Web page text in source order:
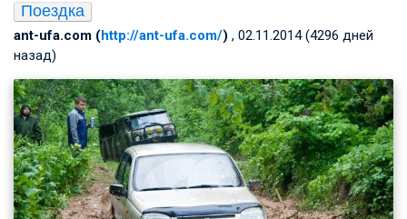
Поездка
ant-ufa.com (http://ant-ufa.com/) , 02.11.2014 (4296 дней
назад)